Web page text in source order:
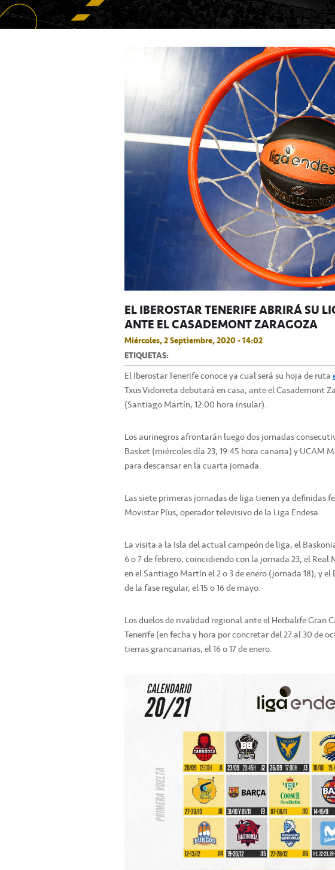
EL IBEROSTAR TENERIFE ABRIRÁ SU
ANTE EL CASADEMONT ZARAGOZA
Miércoles, 2 Septiembre, 2020 - 14:02
ETIQUETAS:
El Iberostar Tenerife conoce ya cual será su hoja de ruta
Txus Vidorreta debutará en casa, ante el Casademont
(Santiago Martín, 12:00 hora insular).
Los aurinegros afrontarán luego dos jornadas
Basket (miércoles día 23, 19:45 hora canaria) y UCAM
para descansar en la cuarta jornada.
Las siete primeras jornadas de liga tienen ya definidas
Movistar Plus, operador televisivo de la Liga Endesa.
La visita a la Isla del actual campeón de liga, el
6 o 7 de febrero, coincidiendo con la jornada 23; el
en el Santiago Martín el 2 o 3 de enero (jornada 18); y
de la fase regular, el 15 o 16 de mayo.
Los duelos de rivalidad regional ante el Herbalife Gran
Tenerife (en fecha y hora por concretar del 27 al 30 de
tierras grancanarias, el 16 o 17 de enero.